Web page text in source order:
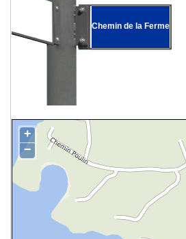
Chemin de la Ferme
+
−